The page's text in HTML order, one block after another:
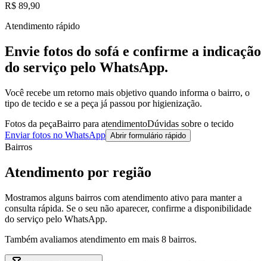
R$ 89,90
Atendimento rápido
Envie fotos do sofá e confirme a indicação
do serviço pelo WhatsApp.
Você recebe um retorno mais objetivo quando informa o bairro, o
tipo de tecido e se a peça já passou por higienização.
Fotos da peçaBairro para atendimentoDúvidas sobre o tecido
Enviar fotos no WhatsApp Abrir formulário rápido
Bairros
Atendimento por região
Mostramos alguns bairros com atendimento ativo para manter a
consulta rápida. Se o seu não aparecer, confirme a disponibilidade
do serviço pelo WhatsApp.
Também avaliamos atendimento em mais 8 bairros.